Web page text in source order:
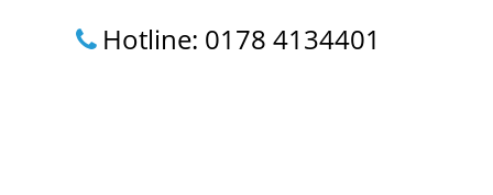
Hotline: 0178 4134401